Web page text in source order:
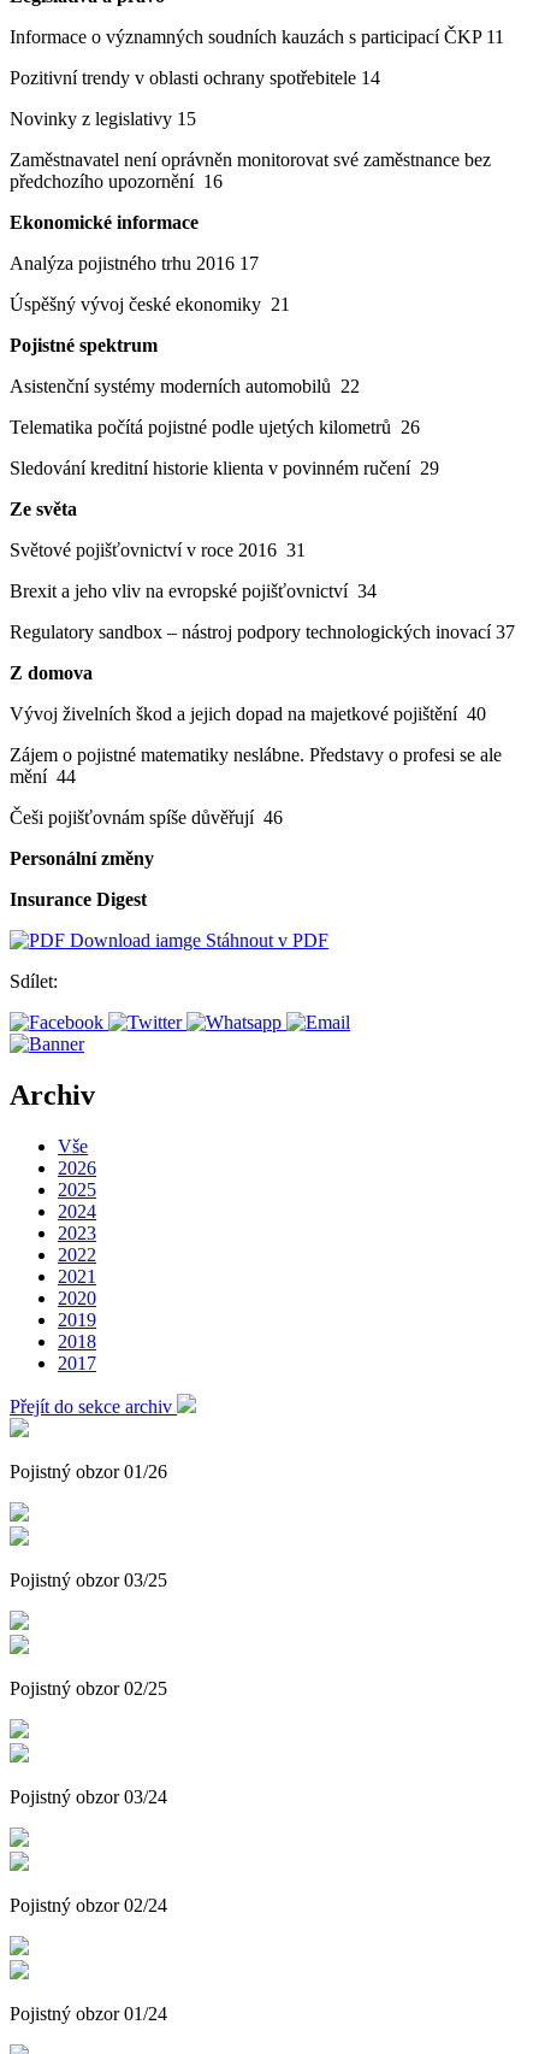
Informace o významných soudních kauzách s participací ČKP 11
Pozitivní trendy v oblasti ochrany spotřebitele 14
Novinky z legislativy 15
Zaměstnavatel není oprávněn monitorovat své zaměstnance bez
předchozího upozornění 16
Ekonomické informace
Analýza pojistného trhu 2016 17
Úspěšný vývoj české ekonomiky 21
Pojistné spektrum
Asistenční systémy moderních automobilů 22
Telematika počítá pojistné podle ujetých kilometrů 26
Sledování kreditní historie klienta v povinném ručení 29
Ze světa
Světové pojišťovnictví v roce 2016 31
Brexit a jeho vliv na evropské pojišťovnictví 34
Regulatory sandbox – nástroj podpory technologických inovací 37
Z domova
Vývoj živelních škod a jejich dopad na majetkové pojištění 40
Zájem o pojistné matematiky neslábne. Představy o profesi se ale
mění 44
Češi pojišťovnám spíše důvěřují 46
Personální změny
Insurance Digest
Stáhnout v PDF
Sdílet:
Archiv
Vše
2026
2025
2024
2023
2022
2021
2020
2019
2018
2017
Přejít do sekce archiv
Pojistný obzor 01/26
Pojistný obzor 03/25
Pojistný obzor 02/25
Pojistný obzor 03/24
Pojistný obzor 02/24
Pojistný obzor 01/24